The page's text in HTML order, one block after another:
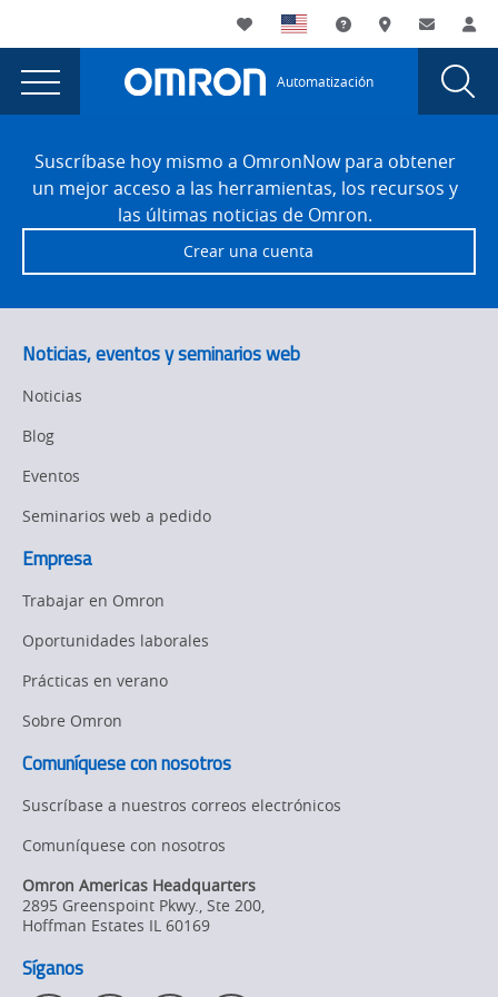
currently
viewing
the
integrated
safety
right
strategy
large,
complex
page.
Utility
Navigation
My List Soporte DóndeContacto
Main
Navigation
Automatización
Why
integrated
safety
the
right
strategy
for
large,
complex
applications
FooterSuscríbase hoy mismo a OmronNow para obtener
un mejor acceso a las herramientas, los recursos y
las últimas noticias de Omron.
Crear una cuenta
Noticias, eventos y seminarios web
Noticias
Blog
Eventos
Seminarios web a pedido
Empresa
Trabajar en Omron
Oportunidades laborales
Prácticas en verano
Sobre Omron
Comuníquese con nosotros
Suscríbase a nuestros correos electrónicos
Comuníquese con nosotros
Omron Americas Headquarters
2895 Greenspoint Pkwy., Ste 200,
Hoffman Estates IL 60169
Síganos